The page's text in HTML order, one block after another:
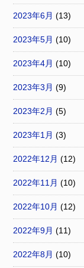
2023年6月 (13)
2023年5月 (10)
2023年4月 (10)
2023年3月 (9)
2023年2月 (5)
2023年1月 (3)
2022年12月 (12)
2022年11月 (10)
2022年10月 (12)
2022年9月 (11)
2022年8月 (10)